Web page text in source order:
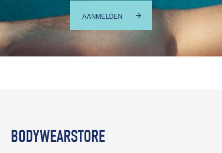
BODYWEARSTORE